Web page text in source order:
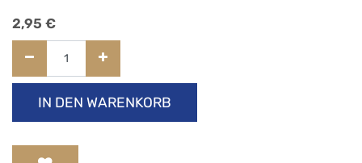
2,95 €
IN DEN WARENKORB